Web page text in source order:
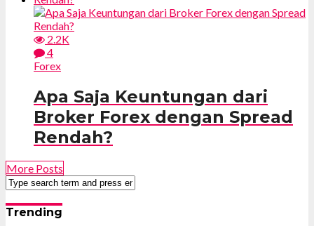
2.2K
4
Forex
Apa Saja Keuntungan dari
Broker Forex dengan Spread
Rendah?
More Posts
Trending